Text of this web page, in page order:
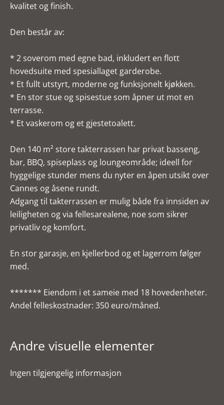
kvalitet og finish.
Den består av:
* 2 soverom med egne bad, inkludert en flott
hovedsuite med spesiallaget garderobe.
* Et fullt utstyrt, moderne og funksjonelt kjøkken.
* En stor stue og spisestue som åpner ut mot en
terrasse.
* Et vaskerom og et gjestetoalett.
Den 140 m² store takterrassen har privat basseng,
bar, BBQ, spiseplass og loungeområde; ideell for
hyggelige stunder mens du nyter en åpen utsikt over
Cannes og åsene rundt.
Adgang til takterrassen er mulig både fra innsiden av
leiligheten og via fellesarealene, noe som sikrer
privatliv og komfort.
En stor garasje, en kjellerbod og et lagerrom følger
med.
******* Eiendom i et sameie med 18 hovedenheter.
Andel felleskostnader: 350 euro/måned.
Andre visuelle elementer
Ingen tilgjengelig informasjon